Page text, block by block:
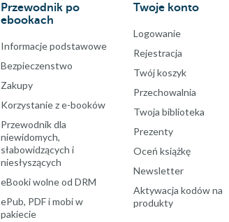
Przewodnik po
ebookach
Informacje podstawowe
Bezpieczenstwo
Zakupy
Korzystanie z e-booków
Przewodnik dla
niewidomych,
słabowidzących i
niesłyszących
eBooki wolne od DRM
ePub, PDF i mobi w
pakiecie
Twoje konto
Logowanie
Rejestracja
Twój koszyk
Przechowalnia
Twoja biblioteka
Prezenty
Oceń książkę
Newsletter
Aktywacja kodów na
produkty